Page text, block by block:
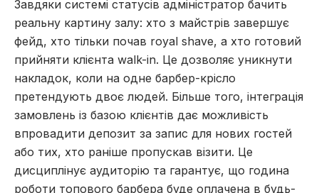
Завдяки системі статусів адміністратор бачить
реальну картину залу: хто з майстрів завершує
фейд, хто тільки почав royal shave, а хто готовий
прийняти клієнта walk-in. Це дозволяє уникнути
накладок, коли на одне барбер-крісло
претендують двоє людей. Більше того, інтеграція
замовлень із базою клієнтів дає можливість
впровадити депозит за запис для нових гостей
або тих, хто раніше пропускав візити. Це
дисциплінує аудиторію та гарантує, що година
роботи топового барбера буде оплачена в будь-